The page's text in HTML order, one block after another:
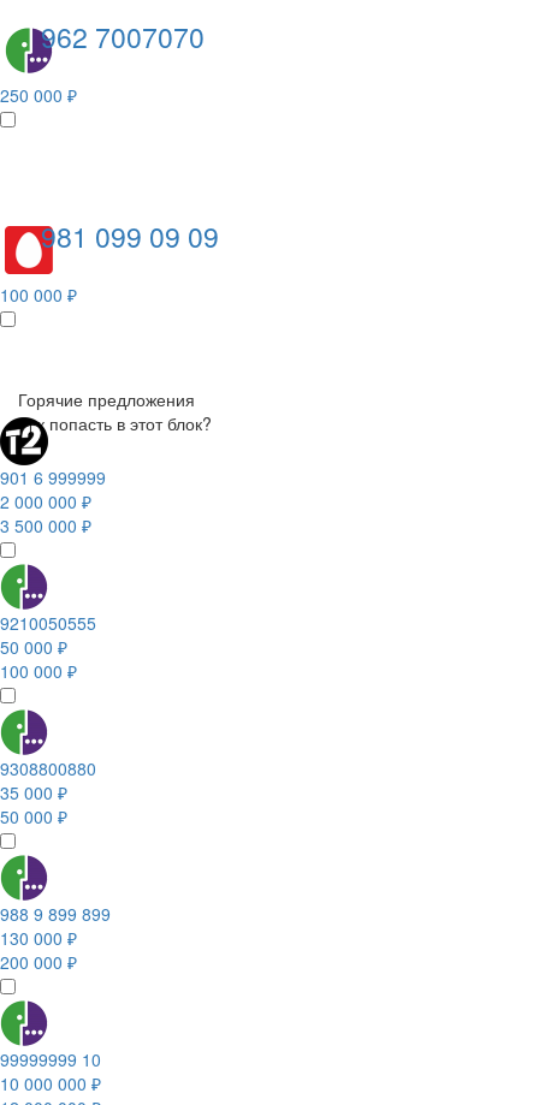
962 7007070
250 000 ₽
981 099 09 09
100 000 ₽
Горячие предложения
Как попасть в этот блок?
901 6 999999
2 000 000 ₽
3 500 000 ₽
9210050555
50 000 ₽
100 000 ₽
9308800880
35 000 ₽
50 000 ₽
988 9 899 899
130 000 ₽
200 000 ₽
99999999 10
10 000 000 ₽